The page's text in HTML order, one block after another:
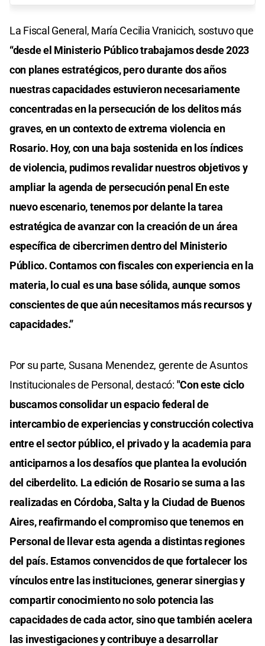
La Fiscal General, María Cecilia Vranicich, sostuvo que
“desde el Ministerio Público trabajamos desde 2023
con planes estratégicos, pero durante dos años
nuestras capacidades estuvieron necesariamente
concentradas en la persecución de los delitos más
graves, en un contexto de extrema violencia en
Rosario. Hoy, con una baja sostenida en los índices
de violencia, pudimos revalidar nuestros objetivos y
ampliar la agenda de persecución penal En este
nuevo escenario, tenemos por delante la tarea
estratégica de avanzar con la creación de un área
específica de cibercrimen dentro del Ministerio
Público. Contamos con fiscales con experiencia en la
materia, lo cual es una base sólida, aunque somos
conscientes de que aún necesitamos más recursos y
capacidades.”
Por su parte, Susana Menendez, gerente de Asuntos
Institucionales de Personal, destacó: "Con este ciclo
buscamos consolidar un espacio federal de
intercambio de experiencias y construcción colectiva
entre el sector público, el privado y la academia para
anticiparnos a los desafíos que plantea la evolución
del ciberdelito. La edición de Rosario se suma a las
realizadas en Córdoba, Salta y la Ciudad de Buenos
Aires, reafirmando el compromiso que tenemos en
Personal de llevar esta agenda a distintas regiones
del país. Estamos convencidos de que fortalecer los
vínculos entre las instituciones, generar sinergias y
compartir conocimiento no solo potencia las
capacidades de cada actor, sino que también acelera
las investigaciones y contribuye a desarrollar